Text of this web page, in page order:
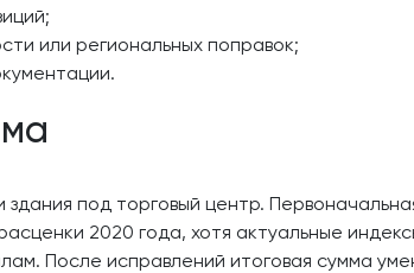
или региональных поправок;
под торговый центр.
2020 года, хотя актуальные
После исправлений итоговая сумма